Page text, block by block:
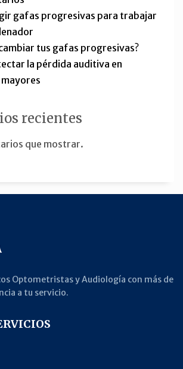
gafas progresivas para trabajar
tus gafas progresivas?
la pérdida auditiva en
recientes
que mostrar.
Optometristas y Audiología con más de
a tu servicio.